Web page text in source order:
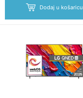
Dodaj u košaricu